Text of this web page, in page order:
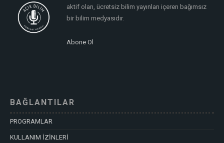
aktif olan, ücretsiz bilim yayınları içeren bağımsız
bir bilim medyasıdır.
Abone Ol
BAĞLANTILAR
PROGRAMLAR
KULLANIM İZİNLERİ